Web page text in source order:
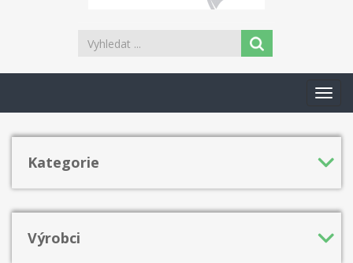
Kategorie
Výrobci